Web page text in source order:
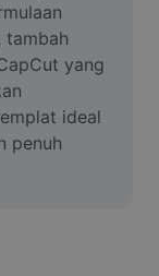
tambah
yang
ideal
penuh